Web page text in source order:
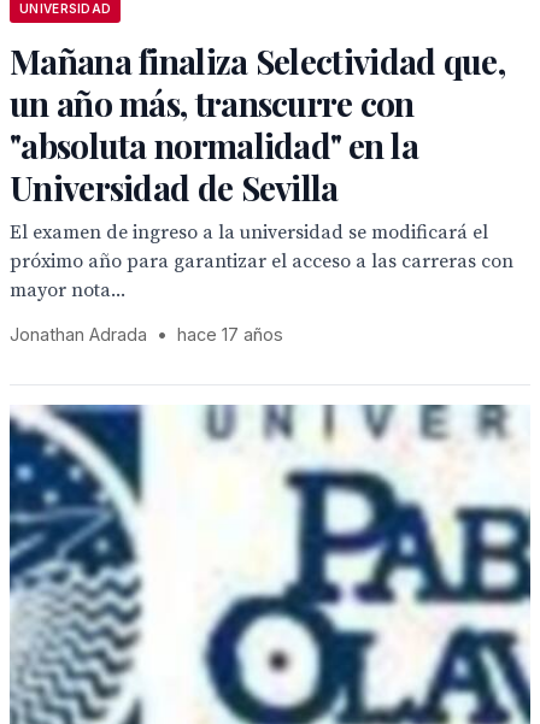
UNIVERSIDAD
Mañana finaliza Selectividad que,
un año más, transcurre con
"absoluta normalidad" en la
Universidad de Sevilla
El examen de ingreso a la universidad se modificará el
próximo año para garantizar el acceso a las carreras con
mayor nota...
Jonathan Adrada • hace 17 años